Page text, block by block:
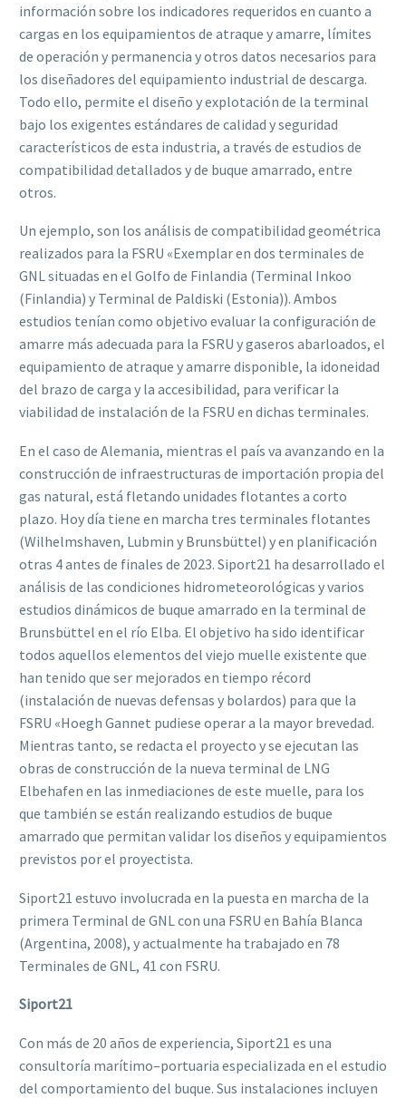
información sobre los indicadores requeridos en cuanto a
cargas en los equipamientos de atraque y amarre, límites
de operación y permanencia y otros datos necesarios para
los diseñadores del equipamiento industrial de descarga.
Todo ello, permite el diseño y explotación de la terminal
bajo los exigentes estándares de calidad y seguridad
característicos de esta industria, a través de estudios de
compatibilidad detallados y de buque amarrado, entre
otros.
Un ejemplo, son los análisis de compatibilidad geométrica
realizados para la FSRU «Exemplar en dos terminales de
GNL situadas en el Golfo de Finlandia (Terminal Inkoo
(Finlandia) y Terminal de Paldiski (Estonia)). Ambos
estudios tenían como objetivo evaluar la configuración de
amarre más adecuada para la FSRU ygaseros abarloados, el
equipamiento de atraque yamarre disponible, la idoneidad
del brazo de carga y la accesibilidad, para verificar la
viabilidad de instalación de la FSRU en dichas terminales.
En el caso de Alemania, mientras el país va avanzando en la
construcción de infraestructuras de importación propia del
gas natural, está fletando unidades flotantes a corto
plazo. Hoydía tiene en marcha tres terminales flotantes
(Wilhelmshaven, Lubmin y Brunsbüttel) yen planificación
otras 4 antes de finales de 2023. Siport21 ha desarrollado el
análisis de las condiciones hidrometeorológicas y varios
estudios dinámicos de buque amarrado en la terminal de
Brunsbüttel en el río Elba. El objetivo ha sido identificar
todos aquellos elementos del viejo muelle existente que
han tenido que ser mejorados en tiempo récord
(instalación de nuevas defensas y bolardos) para que la
FSRU «Hoegh Gannet pudiese operara la mayor brevedad.
Mientras tanto, se redacta el proyecto y se ejecutan las
obras de construcción de la nueva terminal de LNG
Elbehafen en las inmediaciones de este muelle, para los
que también se están realizando estudios de buque
amarrado que permitan validar los diseños y equipamientos
previstos por el proyectista.
Siport21 estuvo involucrada en la puesta en marcha de la
primera Terminal de GNL con una FSRU en Bahía Blanca
(Argentina, 2008), y actualmente ha trabajado en 78
Terminales de GNL, 41 con FSRU.
Siport21
Con más de 20 años de experiencia, Siport21 es una
consultoría marítimo–portuaria especializada en el estudio
del comportamiento del buque. Sus instalaciones incluyen